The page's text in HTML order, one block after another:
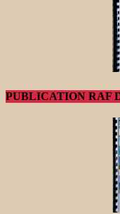
PUBLICATION RAF